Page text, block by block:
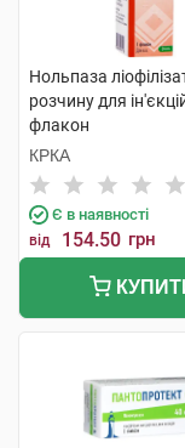
Нольпаза
розчину для
флакон
КРКА
Є в наявності
від 154.50 грн